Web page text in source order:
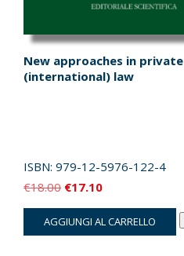
New approaches in private
(international) law
ISBN: 979-12-5976-122-4
€18.00 Il
prezzo
originale
€17.10Il
prezzo
attuale
AGGIUNGI AL CARRELLO